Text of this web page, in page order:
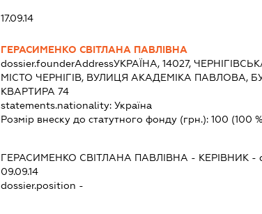
17.09.14
ГЕРАСИМЕНКО СВІТЛАНА ПАВЛІВНА
dossier.founderAddressУКРАЇНА, 14027,
МІСТО ЧЕРНІГІВ, ВУЛИЦЯ АКАДЕМІКА ПАВЛОВА,
КВАРТИРА 74
statements.nationality: Україна
Розмір внеску до статутного фонду (грн.): 100 (100
ГЕРАСИМЕНКО СВІТЛАНА ПАВЛІВНА - КЕРІВНИК -
09.09.14
dossier.position -